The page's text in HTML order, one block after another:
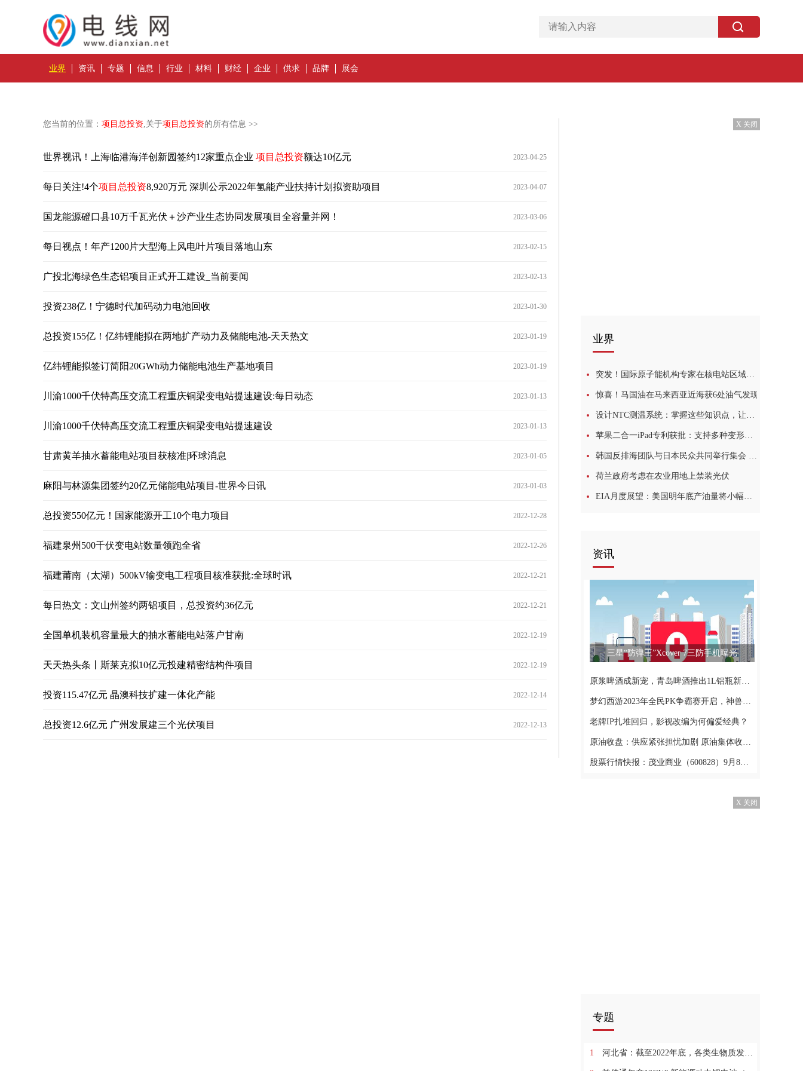
业界 资讯 专题 信息 行业 材料 财经 企业 供求 品牌 展会
您当前的位置： 项目总投资,关于项目总投资的所有信息 >>
世界视讯！上海临港海洋创新园签约12家重点企业 项目总投资额达10亿元 2023-04-25
每日关注!4个项目总投资8,920万元 深圳公示2022年氢能产业扶持计划拟资助项目 2023-04-07
国龙能源磴口县10万千瓦光伏＋沙产业生态协同发展项目全容量并网！ 2023-03-06
每日视点！年产1200片大型海上风电叶片项目落地山东 2023-02-15
广投北海绿色生态铝项目正式开工建设_当前要闻 2023-02-13
投资238亿！宁德时代加码动力电池回收 2023-01-30
总投资155亿！亿纬锂能拟在两地扩产动力及储能电池-天天热文 2023-01-19
亿纬锂能拟签订简阳20GWh动力储能电池生产基地项目 2023-01-19
川渝1000千伏特高压交流工程重庆铜梁变电站提速建设:每日动态 2023-01-13
川渝1000千伏特高压交流工程重庆铜梁变电站提速建设 2023-01-13
甘肃黄羊抽水蓄能电站项目获核准|环球消息 2023-01-05
麻阳与林源集团签约20亿元储能电站项目-世界今日讯 2023-01-03
总投资550亿元！国家能源开工10个电力项目 2022-12-28
福建泉州500千伏变电站数量领跑全省 2022-12-26
福建莆南（太湖）500kV输变电工程项目核准获批:全球时讯 2022-12-21
每日热文：文山州签约两铝项目，总投资约36亿元 2022-12-21
全国单机装机容量最大的抽水蓄能电站落户甘南 2022-12-19
天天热头条丨斯莱克拟10亿元投建精密结构件项目 2022-12-19
投资115.47亿元 晶澳科技扩建一体化产能 2022-12-14
总投资12.6亿元 广州发展建三个光伏项目 2022-12-13
X 关闭
业界
突发！国际原子能机构专家在核电站区域发现地雷
惊喜！马国油在马来西亚近海获6处油气发现
设计NTC测温系统：掌握这些知识点，让你事半功倍！
苹果二合一iPad专利获批：支持多种变形、可投影虚拟键盘
韩国反排海团队与日本民众共同举行集会 反对强推核污染水排海
荷兰政府考虑在农业用地上禁装光伏
EIA月度展望：美国明年底产油量将小幅提升，看涨未来油价
资讯
三星“防弹王”Xcover 7三防手机曝光
原浆啤酒成新宠，青岛啤酒推出1L铝瓶新品，市场追捧！|产业链情报站
梦幻西游2023年全民PK争霸赛开启，神兽超级神柚惊喜登场
老牌IP扎堆回归，影视改编为何偏爱经典？
原油收盘：供应紧张担忧加剧 原油集体收涨布油创年内新高
股票行情快报：茂业商业（600828）9月8日主力资金净买入59.47万元
X 关闭
专题
1 河北省：截至2022年底，各类生物质发电装机容量总计约2191MW